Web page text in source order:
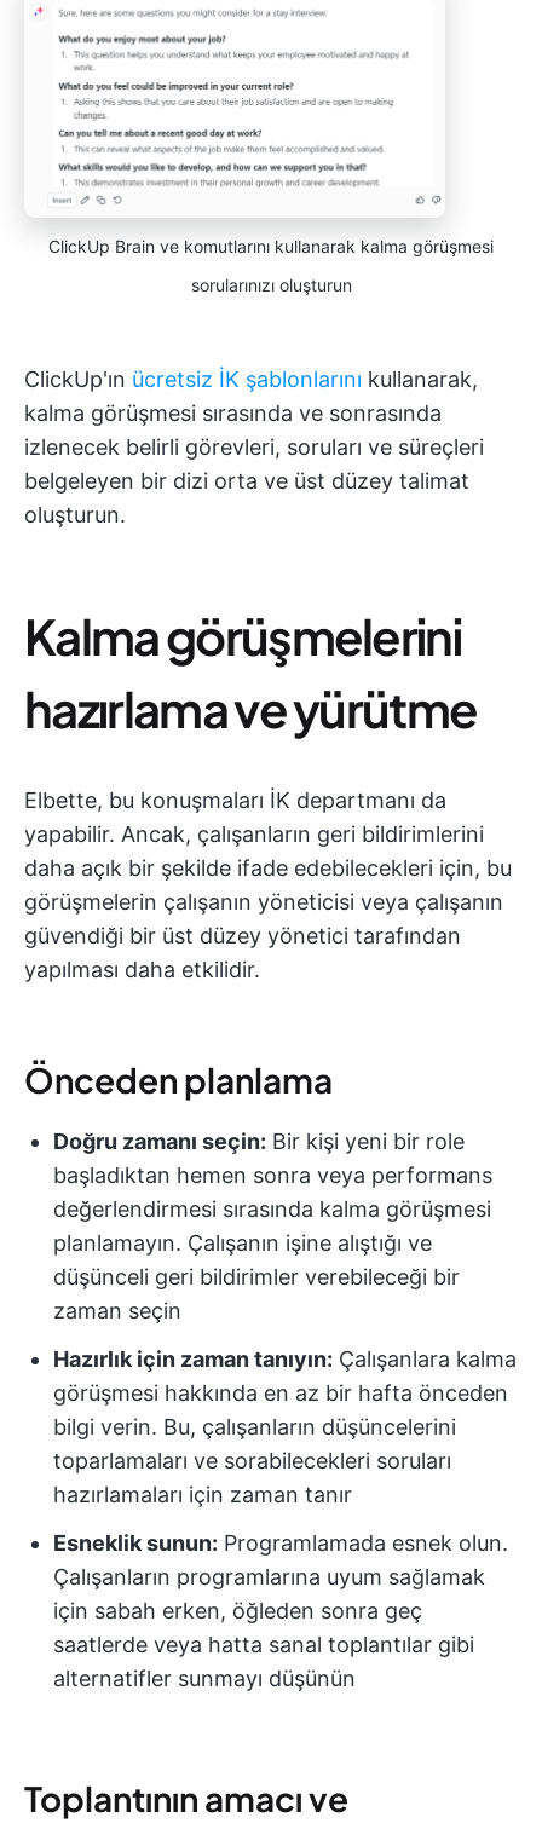
ClickUp Brain ve komutlarını kullanarak kalma görüşmesi
sorularınızı oluşturun
ClickUp'ın ücretsiz İK şablonlarını kullanarak,
kalma görüşmesi sırasında ve sonrasında
izlenecek belirli görevleri, soruları ve süreçleri
belgeleyen bir dizi orta ve üst düzey talimat
oluşturun.
Kalma görüşmelerini
hazırlama ve yürütme
Elbette, bu konuşmaları İK departmanı da
yapabilir. Ancak, çalışanların geri bildirimlerini
daha açık bir şekilde ifade edebilecekleri için, bu
görüşmelerin çalışanın yöneticisi veya çalışanın
güvendiği bir üst düzey yönetici tarafından
yapılması daha etkilidir.
Önceden planlama
Doğru zamanı seçin: Bir kişi yeni bir role
başladıktan hemen sonra veya performans
değerlendirmesi sırasında kalma görüşmesi
planlamayın. Çalışanın işine alıştığı ve
düşünceli geri bildirimler verebileceği bir
zaman seçin
Hazırlık için zaman tanıyın: Çalışanlara kalma
görüşmesi hakkında en az bir hafta önceden
bilgi verin. Bu, çalışanların düşüncelerini
toparlamaları ve sorabilecekleri soruları
hazırlamaları için zaman tanır
Esneklik sunun: Programlamada esnek olun.
Çalışanların programlarına uyum sağlamak
için sabah erken, öğleden sonra geç
saatlerde veya hatta sanal toplantılar gibi
alternatifler sunmayı düşünün
Toplantının amacı ve